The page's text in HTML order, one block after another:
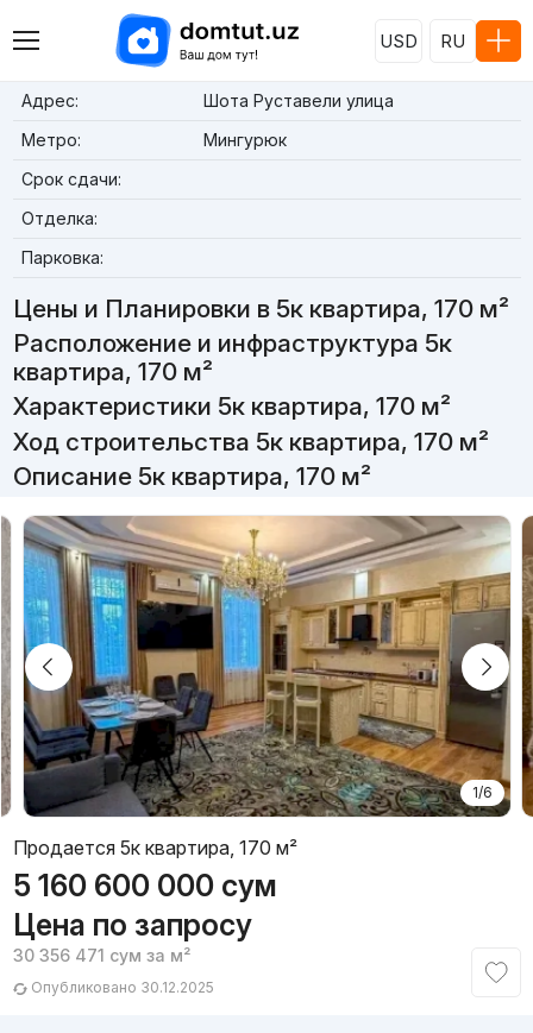
USD RU
Адрес:
Шота Руставели улица
Метро:
Мингурюк
Срок сдачи:
Отделка:
Парковка:
Цены и Планировки в 5к квартира, 170 м²
Расположение и инфраструктура 5к
квартира, 170 м²
Характеристики 5к квартира, 170 м²
Ход строительства 5к квартира, 170 м²
Описание 5к квартира, 170 м²
1/6
Продается 5к квартира, 170 м²
5 160 600 000 сум
Цена по запросу
30 356 471 сум за м²
Опубликовано 30.12.2025